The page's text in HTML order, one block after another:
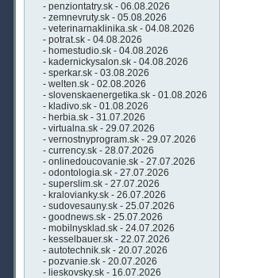
- penziontatry.sk - 06.08.2026
- zemnevruty.sk - 05.08.2026
- veterinarnaklinika.sk - 04.08.2026
- potrat.sk - 04.08.2026
- homestudio.sk - 04.08.2026
- kadernickysalon.sk - 04.08.2026
- sperkar.sk - 03.08.2026
- welten.sk - 02.08.2026
- slovenskaenergetika.sk - 01.08.2026
- kladivo.sk - 01.08.2026
- herbia.sk - 31.07.2026
- virtualna.sk - 29.07.2026
- vernostnyprogram.sk - 29.07.2026
- currency.sk - 28.07.2026
- onlinedoucovanie.sk - 27.07.2026
- odontologia.sk - 27.07.2026
- superslim.sk - 27.07.2026
- kralovianky.sk - 26.07.2026
- sudovesauny.sk - 25.07.2026
- goodnews.sk - 25.07.2026
- mobilnysklad.sk - 24.07.2026
- kesselbauer.sk - 22.07.2026
- autotechnik.sk - 20.07.2026
- pozvanie.sk - 20.07.2026
- lieskovsky.sk - 16.07.2026